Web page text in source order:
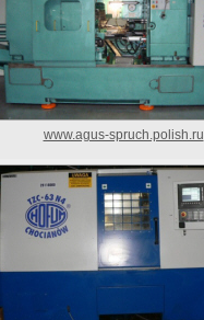
www.agus-spruch.polish.ru